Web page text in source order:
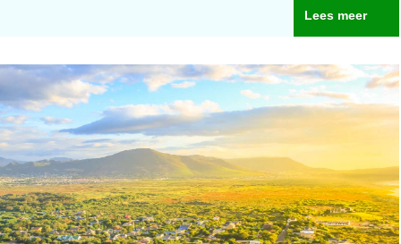
Lees meer